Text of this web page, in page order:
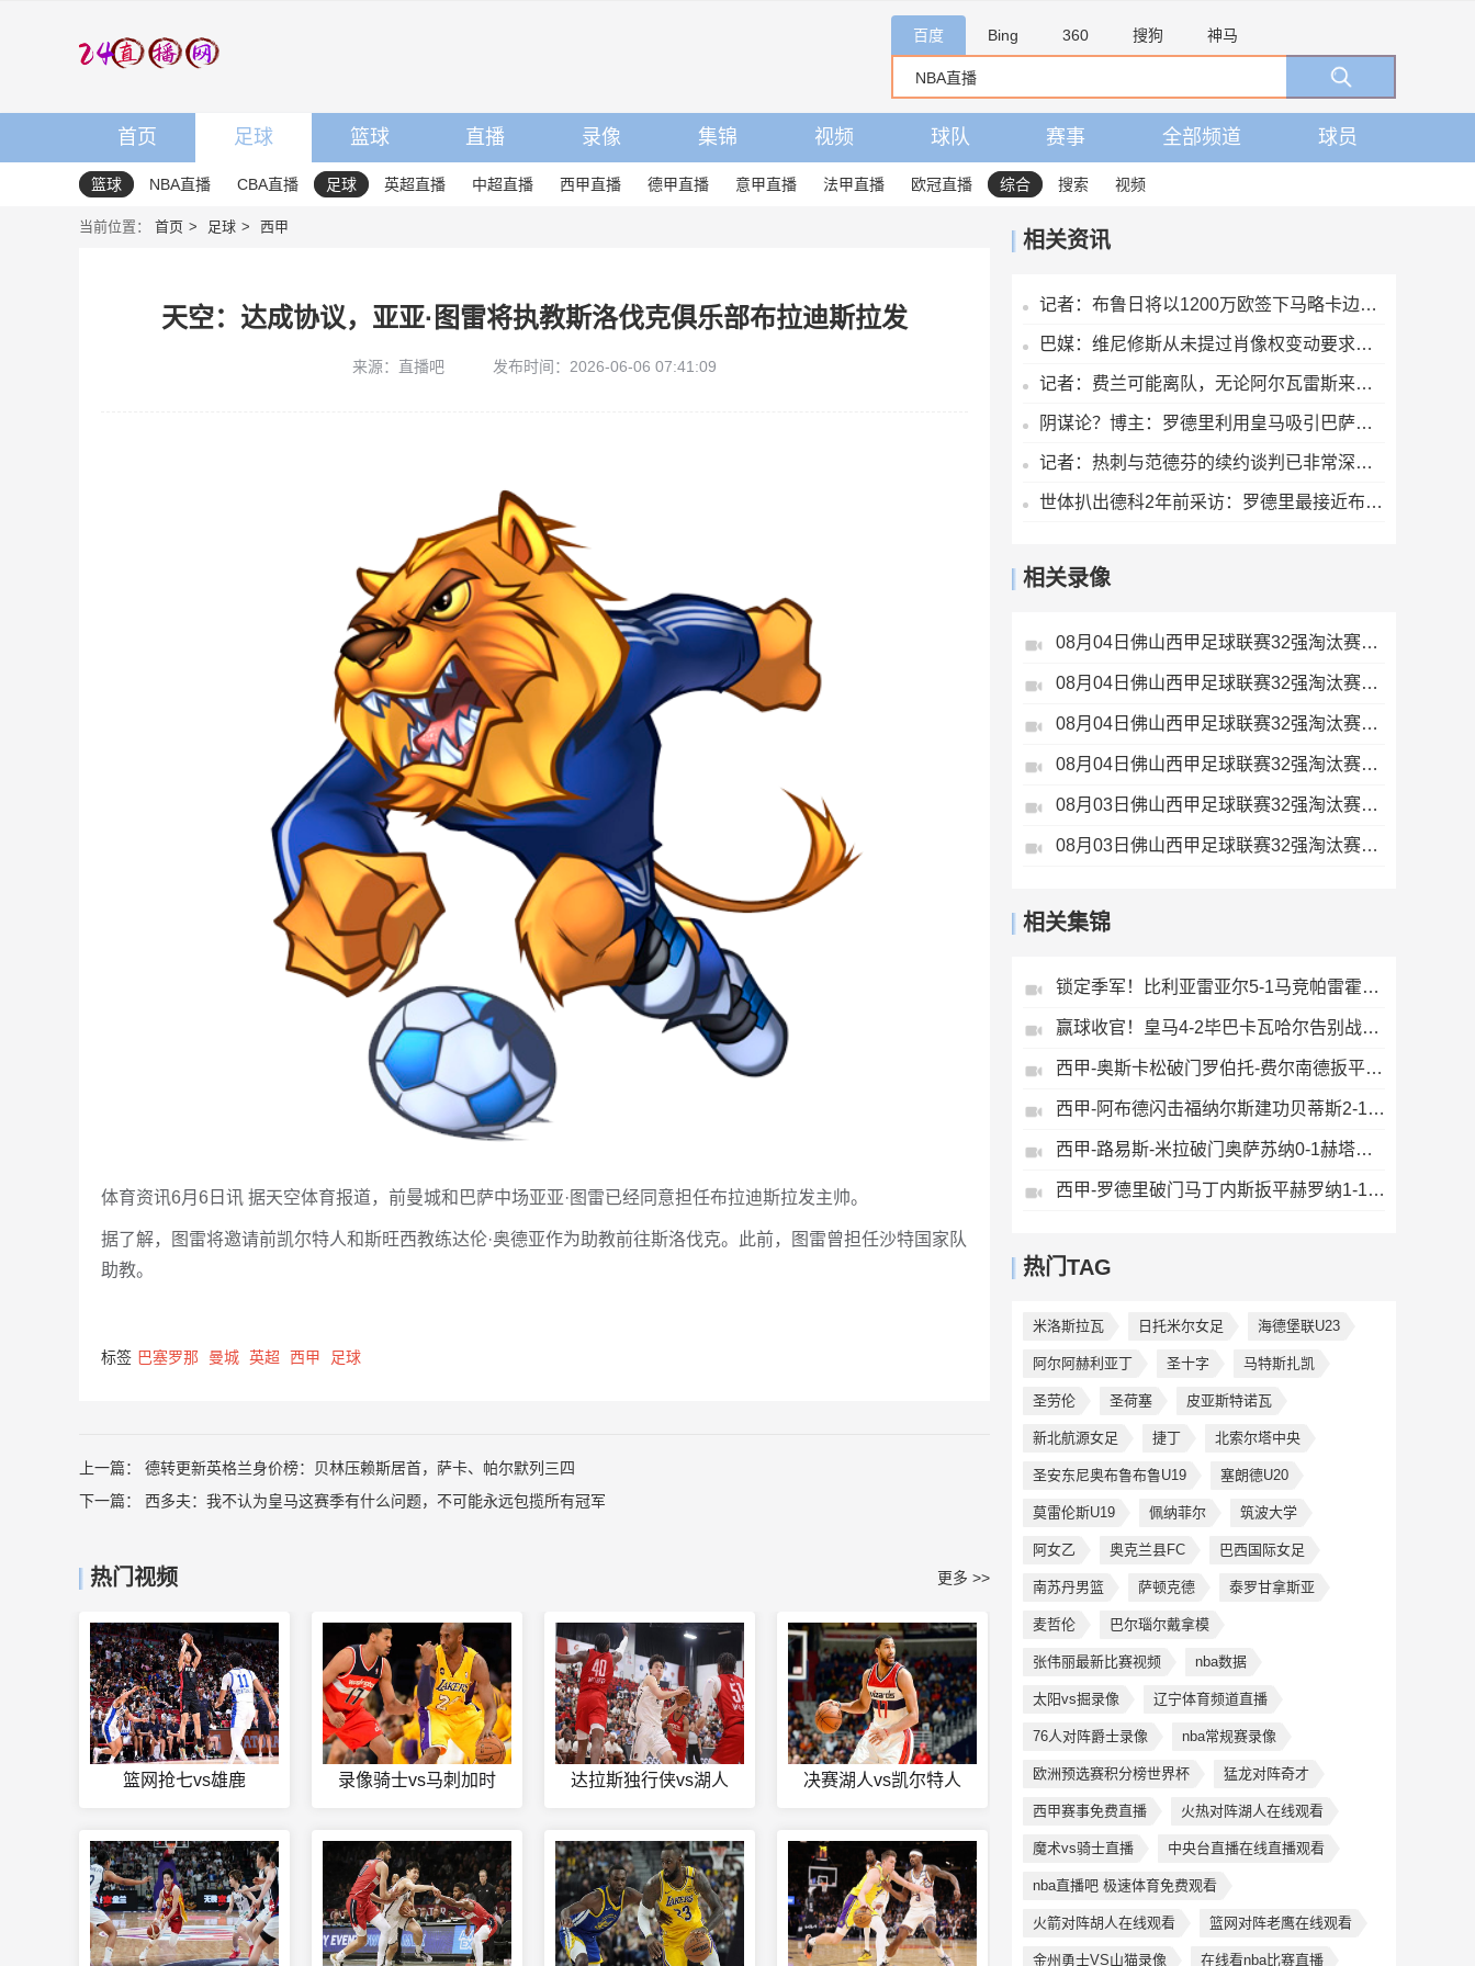
百度 Bing 360 搜狗 神马
首页 足球 篮球 直播 录像 集锦 视频 球队 赛事 全部频道 球员
篮球 NBA直播 CBA直播 足球 英超直播 中超直播 西甲直播 德甲直播 意甲直播 法甲直播 欧冠直播 综合 搜索 视频
当前位置： 首页 足球 西甲
天空：达成协议，亚亚·图雷将执教斯洛伐克俱乐部布拉迪斯拉发
来源：直播吧 发布时间：2026-06-06 07:41:09
体育资讯6月6日讯 据天空体育报道，前曼城和巴萨中场亚亚·图雷已经同意担任布拉迪斯拉发主帅。
据了解，图雷将邀请前凯尔特人和斯旺西教练达伦·奥德亚作为助教前往斯洛伐克。此前，图雷曾担任沙特国家队
助教。
标签 巴塞罗那 曼城 英超 西甲 足球
上一篇： 德转更新英格兰身价榜：贝林压赖斯居首，萨卡、帕尔默列三四
下一篇： 西多夫：我不认为皇马这赛季有什么问题，不可能永远包揽所有冠军
热门视频 更多 >>
篮网抢七vs雄鹿 录像骑士vs马刺加时 达拉斯独行侠vs湖人 决赛湖人vs凯尔特人
相关资讯
记者：布鲁日将以1200万欧签下马略卡边锋比尔希利，签约至2030年
巴媒：维尼修斯从未提过肖像权变动要求，总年收入将远超2000万欧
记者：费兰可能离队，无论阿尔瓦雷斯来不来巴萨都会签一名前锋
阴谋论？博主：罗德里利用皇马吸引巴萨，他从不认为自己适合皇马
记者：热刺与范德芬的续约谈判已非常深入，德泽尔比发挥关键作用
世体扒出德科2年前采访：罗德里最接近布斯克茨，但曼城不会卖他
相关录像
08月04日佛山西甲足球联赛32强淘汰赛广东西南建设VS香港圣徒全场录像
08月04日佛山西甲足球联赛32强淘汰赛贪玩游戏VS美的薪火全场录像
08月04日佛山西甲足球联赛32强淘汰赛藝品高國際VS湛江狂狼·粵辉能源全场录像
08月04日佛山西甲足球联赛32强淘汰赛肇庆恒骏成VS三七互娱全场录像
08月03日佛山西甲足球联赛32强淘汰赛三水乐民兴健力宝VS中国澳门澳科精英全场录像
08月03日佛山西甲足球联赛32强淘汰赛大塘控股VS茂名市点都得全场录像
相关集锦
锁定季军！比利亚雷亚尔5-1马竞帕雷霍点射佩雷斯两射一传
赢球收官！皇马4-2毕巴卡瓦哈尔告别战助攻姆巴佩贝林厄姆破门
西甲-奥斯卡松破门罗伯托-费尔南德扳平西班牙人1-1皇家社会
西甲-阿布德闪击福纳尔斯建功贝蒂斯2-1莱万特
西甲-路易斯-米拉破门奥萨苏纳0-1赫塔费排第17惊险保级
西甲-罗德里破门马丁内斯扳平赫罗纳1-1埃尔切惨遭降级
热门TAG
米洛斯拉瓦 日托米尔女足 海德堡联U23
阿尔阿赫利亚丁 圣十字 马特斯扎凯
圣劳伦 圣荷塞 皮亚斯特诺瓦
新北航源女足 捷丁 北索尔塔中央
圣安东尼奥布鲁布鲁U19 塞朗德U20
莫雷伦斯U19 佩纳菲尔 筑波大学
阿女乙 奥克兰县FC 巴西国际女足
南苏丹男篮 萨顿克德 泰罗甘拿斯亚
麦哲伦 巴尔瑙尔戴拿模
张伟丽最新比赛视频 nba数据
太阳vs掘录像 辽宁体育频道直播
76人对阵爵士录像 nba常规赛录像
欧洲预选赛积分榜世界杯 猛龙对阵奇才
西甲赛事免费直播 火热对阵湖人在线观看
魔术vs骑士直播 中央台直播在线直播观看
nba直播吧 极速体育免费观看
火箭对阵胡人在线观看 篮网对阵老鹰在线观看
金州勇士VS山猫录像 在线看nba比赛直播